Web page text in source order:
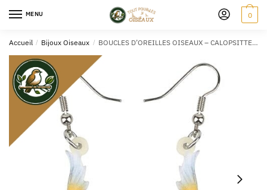
MENU 0
Accueil / Bijoux Oiseaux / BOUCLES D’OREILLES OISEAUX – CALOPSITTE ÉLÉGANTE